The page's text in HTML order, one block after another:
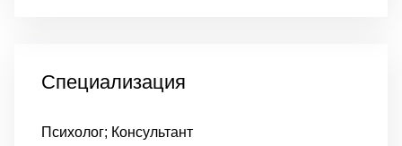
Специализация
Психолог; Консультант